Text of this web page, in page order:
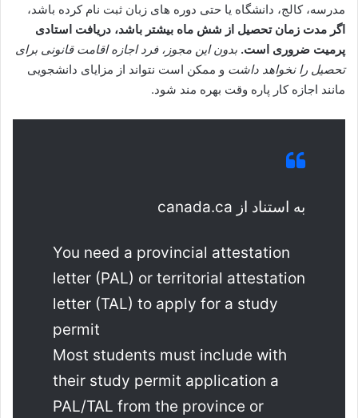
مدرسه، کالج، دانشگاه یا حتی دوره‌ های زبان ثبت‌ نام کرده باشد،
اگر مدت زمان تحصیل از شش ماه بیشتر باشد، دریافت استادی
پرمیت ضروری است. بدون این مجوز، فرد اجازه اقامت قانونی برای
تحصیل را نخواهد داشت و ممکن است نتواند از مزایای دانشجویی
مانند اجازه کار پاره‌ وقت بهره‌ مند شود.
به استناد از canada.ca
You need a provincial attestation
letter (PAL) or territorial attestation
letter (TAL) to apply for a study
permit
Most students must include with
their study permit application a
PAL/TAL from the province or